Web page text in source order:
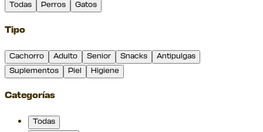
Todas Perros Gatos
Tipo
Cachorro Adulto Senior Snacks
Antipulgas
Suplementos
Piel Higiene
Categorías
Todas